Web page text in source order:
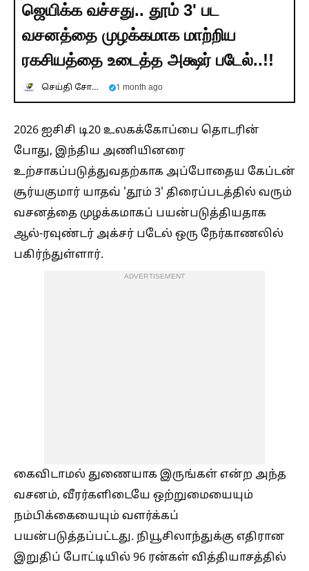
ஜெயிக்க வச்சது.‌. தூம் 3' பட
வசனத்தை முழக்கமாக மாற்றிய
ரகசியத்தை உடைத்த அக்ஷர் படேல்..!!
செய்தி சோலை 1 month ago
2026 ஐசிசி டி20 உலகக்கோப்பை தொடரின்
போது, இந்திய அணியினரை
உற்சாகப்படுத்துவதற்காக அப்போதைய கேப்டன்
சூர்யகுமார் யாதவ் 'தூம் 3' திரைப்படத்தில் வரும்
வசனத்தை முழக்கமாகப் பயன்படுத்தியதாக
ஆல்-ரவுண்டர் அக்சர் படேல் ஒரு நேர்காணலில்
பகிர்ந்துள்ளார்.
ADVERTISEMENT
கைவிடாமல் துணையாக இருங்கள் என்ற அந்த
வசனம், வீரர்களிடையே ஒற்றுமையையும்
நம்பிக்கையையும் வளர்க்கப்
பயன்படுத்தப்பட்டது. நியூசிலாந்துக்கு எதிரான
இறுதிப் போட்டியில் 96 ரன்கள் வித்தியாசத்தில்